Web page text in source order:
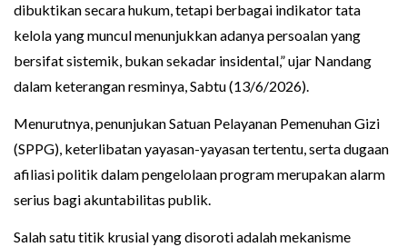
dibuktikan secara hukum, tetapi berbagai indikator tata
kelola yang muncul menunjukkan adanya persoalan yang
bersifat sistemik, bukan sekadar insidental,” ujar Nandang
dalam keterangan resminya, Sabtu (13/6/2026).
Menurutnya, penunjukan Satuan Pelayanan Pemenuhan Gizi
(SPPG), keterlibatan yayasan-yayasan tertentu, serta dugaan
afiliasi politik dalam pengelolaan program merupakan alarm
serius bagi akuntabilitas publik.
Salah satu titik krusial yang disoroti adalah mekanisme